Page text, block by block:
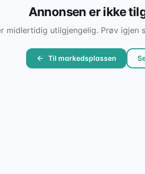
Annonsen er ikke
midlertidig utilgjengelig. Prøv
Til markedsplassen